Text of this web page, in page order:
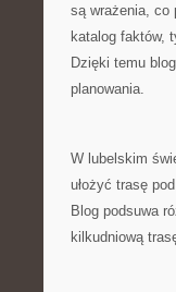
są wrażenia, co
katalog faktów,
Dzięki temu
planowania.
W lubelskim
ułożyć trasę
Blog podsuwa
kilkudniową